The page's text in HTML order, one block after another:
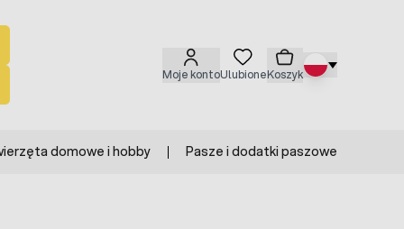
Moje kontoUlubioneKoszyk
domowe i hobby Pasze i dodatki paszowe